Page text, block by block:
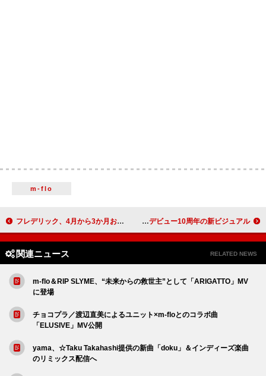
m-flo
フレデリック、4月から3か月おきに対バン企画【UMIMOYASU】開催 あいみょんが長い髪をバッサリ、メジャーデビュー10周年の新ビジュアル
関連ニュース RELATED NEWS
m-flo＆RIP SLYME、“未来からの救世主”として「ARIGATTO」MV
に登場
チョコプラ／渡辺直美によるユニット×m-floとのコラボ曲
「ELUSIVE」MV公開
yama、☆Taku Takahashi提供の新曲「doku」＆インディーズ楽曲
のリミックス配信へ